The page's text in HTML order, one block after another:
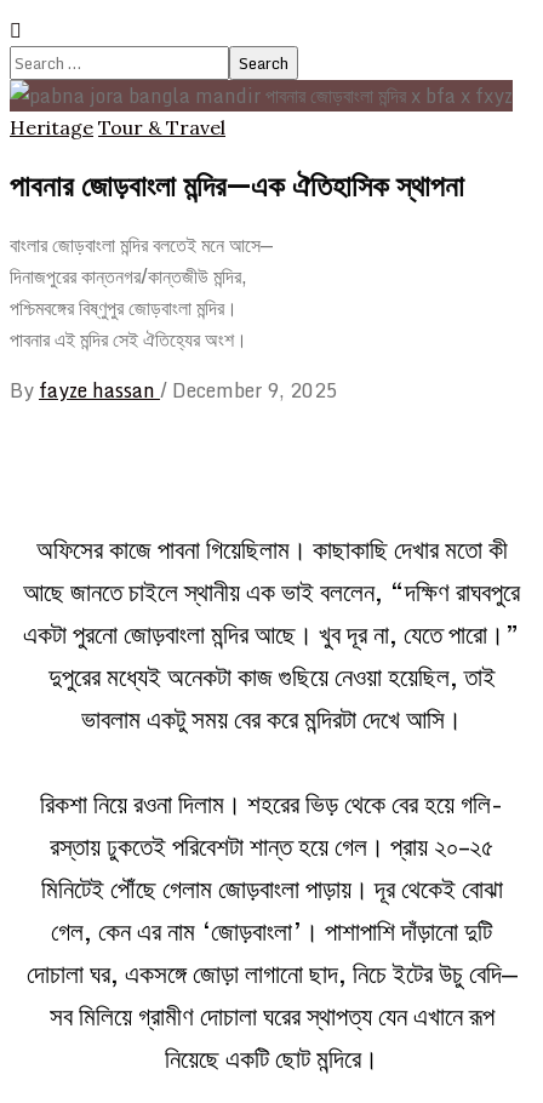
Search
for:
Heritage Tour & Travel
পাবনার জোড়বাংলা মন্দির—এক ঐতিহাসিক স্থাপনা
বাংলার জোড়বাংলা মন্দির বলতেই মনে আসে—
দিনাজপুরের কান্তনগর/কান্তজীউ মন্দির,
পশ্চিমবঙ্গের বিষ্ণুপুর জোড়বাংলা মন্দির।
পাবনার এই মন্দির সেই ঐতিহ্যের অংশ।
Byfayze hassan/December 9, 2025
অফিসের কাজে পাবনা গিয়েছিলাম। কাছাকাছি দেখার মতো কী
আছে জানতে চাইলে স্থানীয় এক ভাই বললেন, “দক্ষিণ রাঘবপুরে
একটা পুরনো জোড়বাংলা মন্দির আছে। খুব দূর না, যেতে পারো।”
দুপুরের মধ্যেই অনেকটা কাজ গুছিয়ে নেওয়া হয়েছিল, তাই
ভাবলাম একটু সময় বের করে মন্দিরটা দেখে আসি।
রিকশা নিয়ে রওনা দিলাম। শহরের ভিড় থেকে বের হয়ে গলি-
রস্তায় ঢুকতেই পরিবেশটা শান্ত হয়ে গেল। প্রায় ২০–২৫
মিনিটেই পৌঁছে গেলাম জোড়বাংলা পাড়ায়। দূর থেকেই বোঝা
গেল, কেন এর নাম ‘জোড়বাংলা’। পাশাপাশি দাঁড়ানো দুটি
দোচালা ঘর, একসঙ্গে জোড়া লাগানো ছাদ, নিচে ইটের উচু বেদি—
সব মিলিয়ে গ্রামীণ দোচালা ঘরের স্থাপত্য যেন এখানে রূপ
নিয়েছে একটি ছোট মন্দিরে।